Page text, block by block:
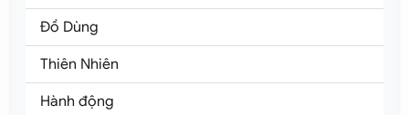
Đồ Dùng
Thiên Nhiên
Hành động